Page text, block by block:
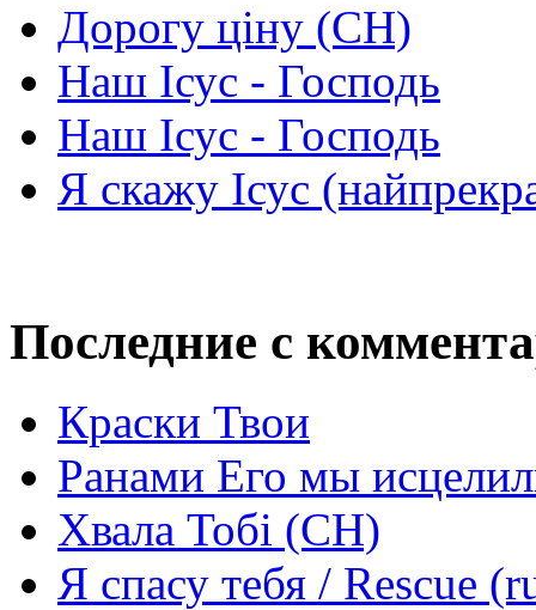
Дорогу ціну (СН)
Наш Ісус - Господь
Наш Ісус - Господь
Я скажу Ісус
Последние с
Краски Твои
Ранами Его мы
Хвала Тобі (СН)
Я спасу тебя / Rescue